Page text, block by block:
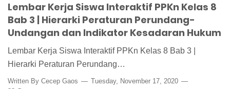
Lembar Kerja Siswa Interaktif PPKn Kelas 8
Bab 3 | Hierarki Peraturan Perundang-
Undangan dan Indikator Kesadaran Hukum
Lembar Kerja Siswa Interaktif PPKn Kelas 8 Bab 3 |
Hierarki Peraturan Perundang…
Written By Cecep Gaos
Tuesday, November 17, 2020